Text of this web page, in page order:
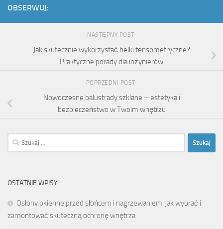
OBSERWUJ:
NASTĘPNY POST
Jak skutecznie wykorzystać belki tensometryczne?
Praktyczne porady dla inżynierów
POPRZEDNI POST
Nowoczesne balustrady szklane – estetyka i
bezpieczeństwo w Twoim wnętrzu
Szukaj:
OSTATNIE WPISY
Osłony okienne przed słońcem i nagrzewaniem: jak wybrać i
zamontować skuteczną ochronę wnętrza